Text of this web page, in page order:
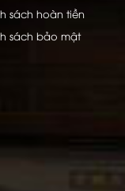
sách hoàn tiền
sách bảo mật